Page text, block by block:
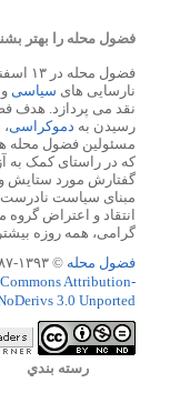
فضول محله را بهتر
نارسایی های سیاسی و
نقد می پردازد. هدف
رسیدن به دموکراسی،
مسئولین فضول محله
که در راستای کمک به
گفتارش مورد ستایش و
مبنای سیاست نادرست
انتقاد و اعتراض
گرامی، همه روزه بیشتر از ۱۰،۰۰۰ نفر از این سایت دیدن
فضول محله © ۱۳۹۳-۱۳۸۷ -
Attribution-
3.0 Unported
رسته بندي